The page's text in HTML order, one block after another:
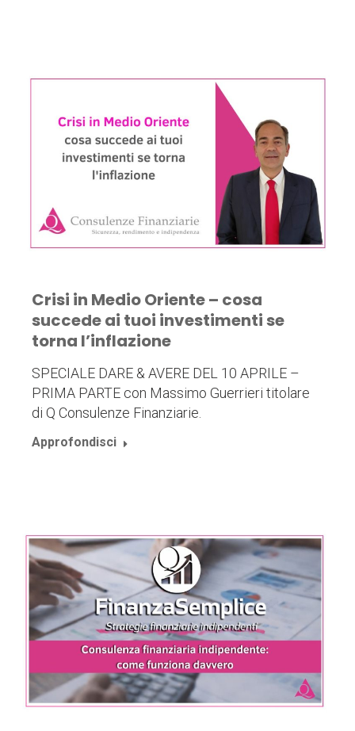
Crisi in Medio Oriente – cosa
succede ai tuoi investimenti se
torna l’inflazione
SPECIALE DARE & AVERE DEL 10 APRILE –
PRIMA PARTE con Massimo Guerrieri titolare
di Q Consulenze Finanziarie.
Approfondisci